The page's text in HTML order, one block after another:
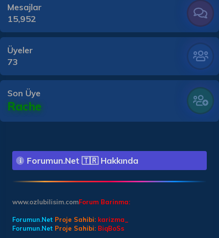
Mesajlar
15,952
Üyeler
73
Son Üye
Rache
Forumun.Net 🇹🇷 Hakkında
Forum Barinma:
www.ozlubilisim.com
Forumun.Net Proje Sahibi: karizma_
Forumun.Net Proje Sahibi: BiqBoSs